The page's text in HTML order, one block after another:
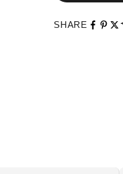
SHARE